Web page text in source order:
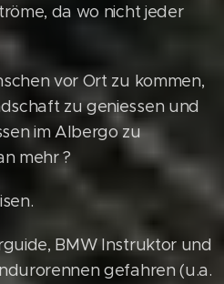
da wo nicht jeder
vor Ort zu kommen,
zu geniessen und
im Albergo zu
mehr ?
BMW Instruktor und
gefahren (u.a.